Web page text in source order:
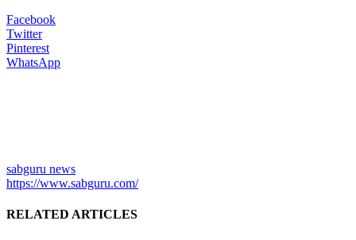
Facebook
Twitter
Pinterest
WhatsApp
sabguru news
https://www.sabguru.com/
RELATED ARTICLES